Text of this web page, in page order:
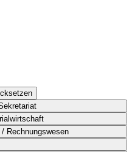
Rechnungswesen